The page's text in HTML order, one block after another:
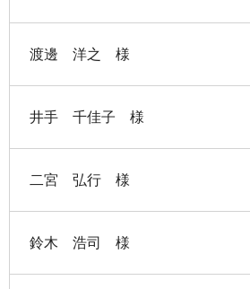
渡邊 洋之 様
井手 千佳子 様
二宮 弘行 様
鈴木 浩司 様